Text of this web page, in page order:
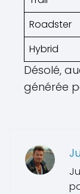
Roadster
Hybrid
Désolé,
générée